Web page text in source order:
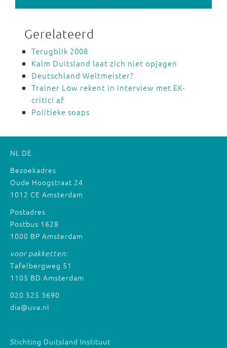
Gerelateerd
Terugblik 2008
Kalm Duitsland laat zich niet opjagen
Deutschland Weltmeister?
Trainer Löw rekent in interview met EK-
critici af
Politieke soaps
NL DE
Bezoekadres
Oude Hoogstraat 24
1012 CE Amsterdam
Postadres
Postbus 1628
1000 BP Amsterdam
voor pakketten:
Tafelbergweg 51
1105 BD Amsterdam
020 525 3690
dia@uva.nl
Stichting Duitsland Instituut